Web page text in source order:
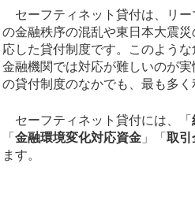
セーフティネット貸付は、リー
の金融秩序の混乱や東日本大震
応した貸付制度です。このよう
金融機関では対応が難しいのが
の貸付制度のなかでも、最も多く
セーフティネット貸付には、「
「 金融環境変化対応資金 」「 取引
ます。